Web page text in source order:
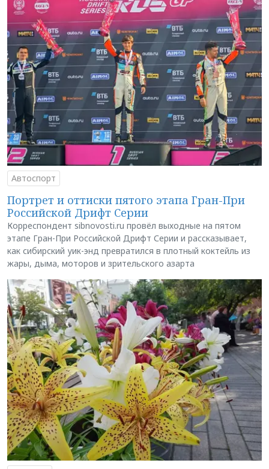
Автоспорт
Портрет и оттиски пятого этапа Гран-При
Российской Дрифт Серии
Корреспондент sibnovosti.ru провёл выходные на пятом
этапе Гран-При Российской Дрифт Серии и рассказывает,
как сибирский уик-энд превратился в плотный коктейль из
жары, дыма, моторов и зрительского азарта